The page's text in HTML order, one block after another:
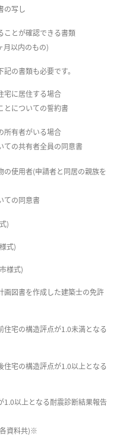
の写し
ことが確認できる書類
以内のもの)
の書類も必要です。
宅に居住する場合
とについての誓約書
所有者がいる場合
の共有者全員の同意書
の使用者(申請者と同居の親族を
ての同意書
)
式)
様式)
画図書を作成した建築士の免許
住宅の構造評点が1.0未満となる
住宅の構造評点が1.0以上となる
1.0以上となる耐震診断結果報告
資料共)※